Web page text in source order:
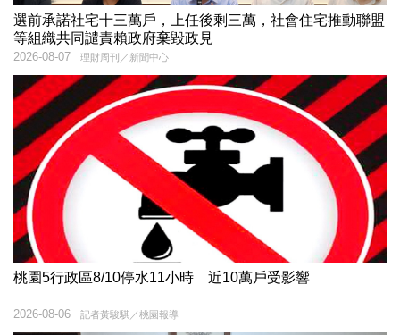
選前承諾社宅十三萬戶，上任後剩三萬，社會住宅推動聯盟
等組織共同譴責賴政府棄毀政見
理財周刊／新聞中心
2026-08-07
桃園5行政區8/10停水11小時 近10萬戶受影響
記者黃駿騏／桃園報導
2026-08-06